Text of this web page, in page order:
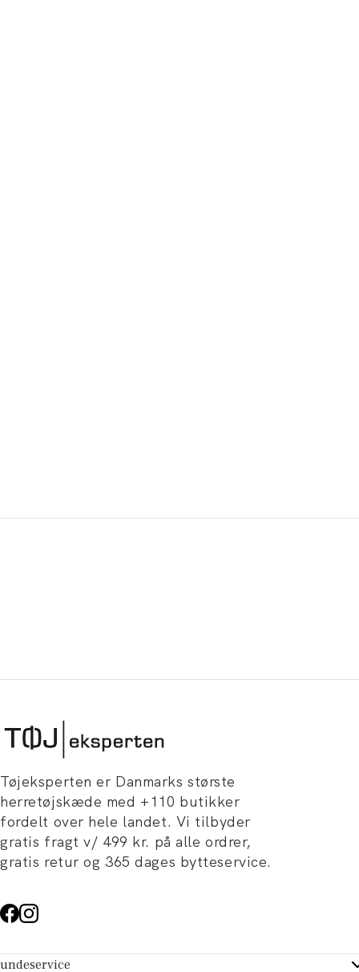
Tøjeksperten er Danmarks største
herretøjskæde med +110 butikker
fordelt over hele landet. Vi tilbyder
gratis fragt v/ 499 kr. på alle ordrer,
gratis retur og 365 dages bytteservice.